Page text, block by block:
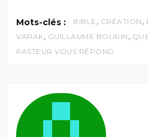
Mots-clés : BIBLE , CRÉATION ,
VARAK, GUILLAUME BOURIN ,
PASTEUR VOUS RÉPOND